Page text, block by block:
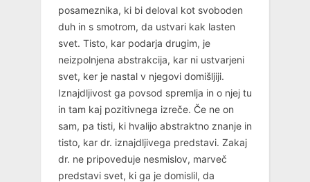
posameznika, ki bi deloval kot svoboden
duh in s smotrom, da ustvari kak lasten
svet. Tisto, kar podarja drugim, je
neizpolnjena abstrakcija, kar ni ustvarjeni
svet, ker je nastal v njegovi domišljiji.
Iznajdljivost ga povsod spremlja in o njej tu
in tam kaj pozitivnega izreče. Če ne on
sam, pa tisti, ki hvalijo abstraktno znanje in
tisto, kar dr. iznajdljivega predstavi. Zakaj
dr. ne pripoveduje nesmislov, marveč
predstavi svet, ki ga je domislil, da